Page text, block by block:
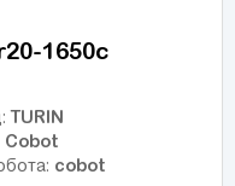
1650c
TURIN
Cobot
cobot